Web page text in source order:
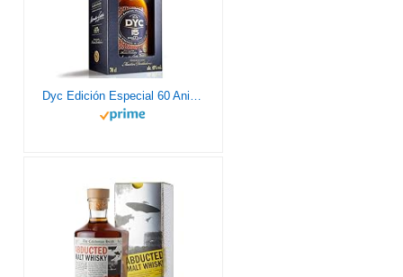
Dyc Edición Especial 60 Aniversario Single Malt Whisky 40%, 700ml